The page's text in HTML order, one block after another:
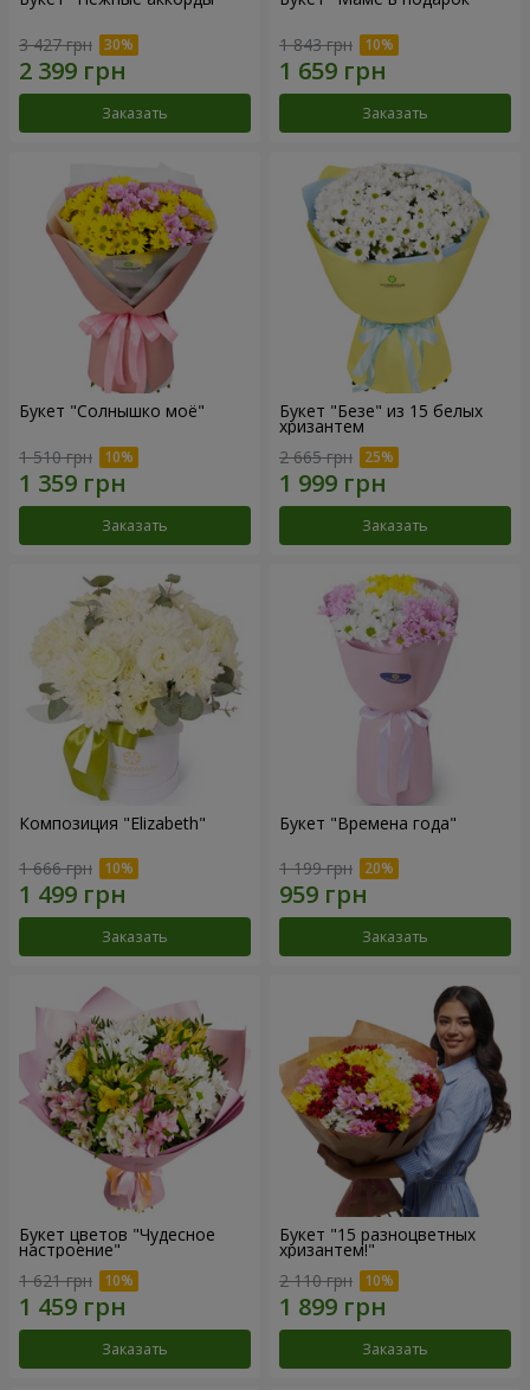
3 427 грн
Заказать
1 843 грн
Заказать
Букет "Солнышко моё"
1 510 грн
Заказать
Букет "Безе" из 15 белых
хризантем
2 665 грн
Заказать
Композиция "Elizabeth"
1 666 грн
Заказать
Букет "Времена года"
1 199 грн
Заказать
Букет цветов "Чудесное
настроение"
1 621 грн
Заказать
Букет "15 разноцветных
хризантем!"
2 110 грн
Заказать